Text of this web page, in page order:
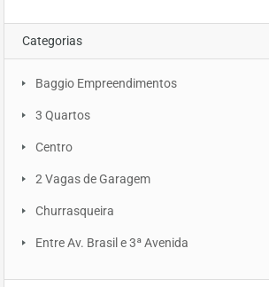
Categorias
Baggio Empreendimentos
3 Quartos
Centro
2 Vagas de Garagem
Churrasqueira
Entre Av. Brasil e 3ª Avenida